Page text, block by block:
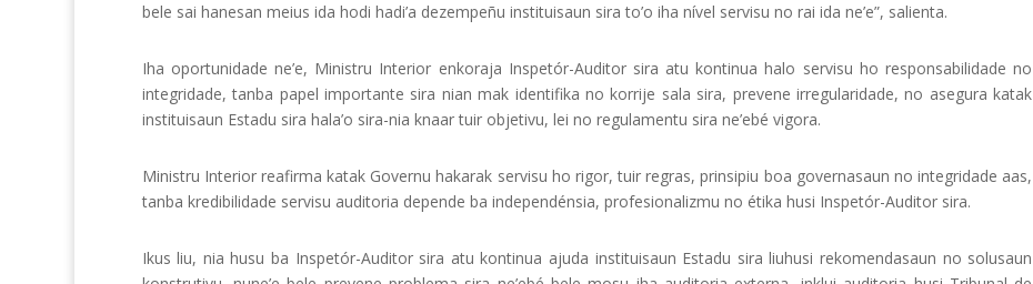
bele sai hanesan meius ida hodi hadi’a dezempeñu instituisaun sira to’o iha nível servisu no rai ida ne’e”, salienta.
Iha oportunidade ne’e, Ministru Interior enkoraja Inspetór-Auditor sira atu kontinua halo servisu ho responsabilidade no
integridade, tanba papel importante sira nian mak identifika no korrije sala sira, prevene irregularidade, no asegura katak
instituisaun Estadu sira hala’o sira-nia knaar tuir objetivu, lei no regulamentu sira ne’ebé vigora.
Ministru Interior reafirma katak Governu hakarak servisu ho rigor, tuir regras, prinsipiu boa governasaun no integridade aas,
tanba kredibilidade servisu auditoria depende ba independénsia, profesionalizmu no étika husi Inspetór-Auditor sira.
Ikus liu, nia husu ba Inspetór-Auditor sira atu kontinua ajuda instituisaun Estadu sira liuhusi rekomendasaun no solusaun